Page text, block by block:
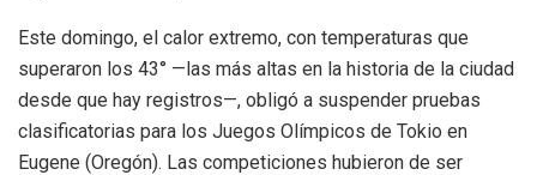
Este domingo, el calor extremo, con temperaturas que
superaron los 43° —las más altas en la historia de la ciudad
desde que hay registros—, obligó a suspender pruebas
clasificatorias para los Juegos Olímpicos de Tokio en
Eugene (Oregón). Las competiciones hubieron de ser